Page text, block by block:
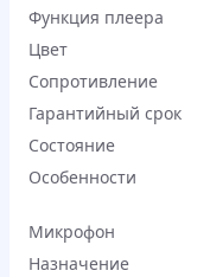
Функция плеера
Цвет
Сопротивление
Гарантийный срок
Состояние
Особенности
Микрофон
Назначение